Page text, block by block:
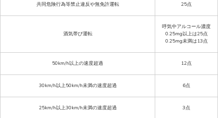
共同危険行為等禁止違反や無免許運転 25点
酒気帯び運転
呼気中アルコール濃度
0.25mg以上は25点
0.25mg未満は13点
50km/h以上の速度超過 12点
30km/h以上50km/h未満の速度超過 6点
25km/h以上30km/h未満の速度超過 3点